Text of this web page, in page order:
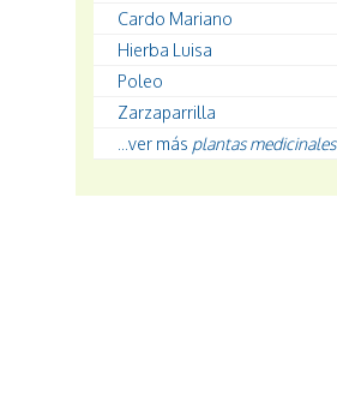
Cardo Mariano
Hierba Luisa
Poleo
Zarzaparrilla
...ver más plantas medicinales